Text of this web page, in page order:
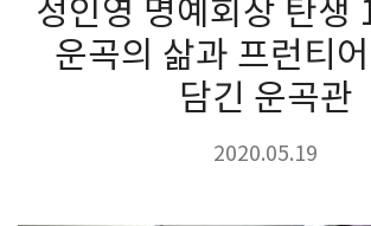
정인영 명예회장 탄생
운곡의 삶과 프런티어
담긴 운곡관
2020.05.19